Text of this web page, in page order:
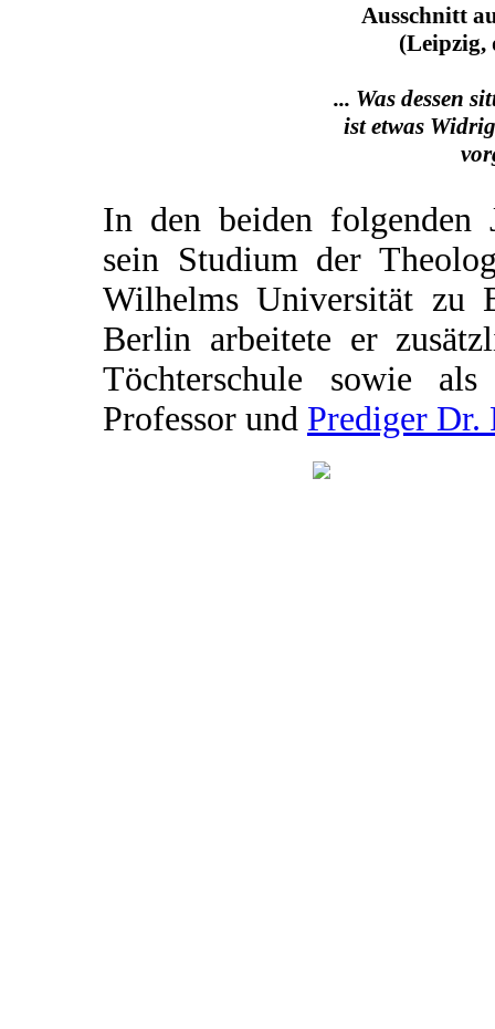
Ausschnitt
(Leipzig,
... Was dessen
ist etwas
In den beiden folgenden
sein Studium der
Wilhelms Universität zu
Berlin arbeitete er
Töchterschule sowie
Professor und Prediger Dr.